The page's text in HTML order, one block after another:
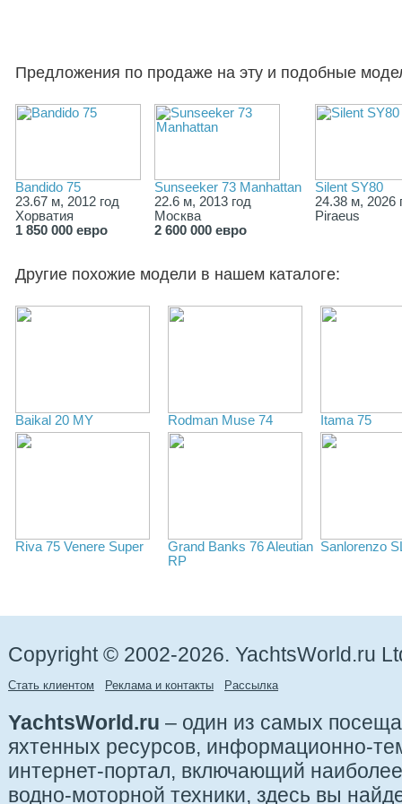
Предложения по продаже на эту и подобные
Bandido 75
23.67 м, 2012 год
Хорватия
1 850 000 евро
Sunseeker 73 Manhattan
22.6 м, 2013 год
Москва
2 600 000 евро
Silent SY80
24.38 м, 2026
Piraeus
Другие похожие модели в нашем каталоге:
Baikal 20 MY Rodman Muse 74 Itama 75
Riva 75 Venere Super
Grand Banks 76 Aleutian
RP
Sanlorenzo
Copyright © 2002-2026. YachtsWorld.ru
Стать клиентом Реклама и контакты Рассылка
YachtsWorld.ru – один из самых
яхтенных ресурсов, информационно-
интернет-портал, включающий
водно-моторной техники, здесь вы